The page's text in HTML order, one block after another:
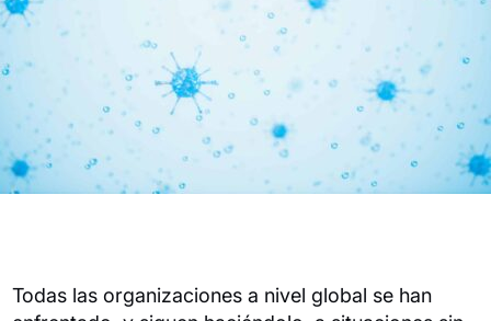
Todas las organizaciones a nivel global se han